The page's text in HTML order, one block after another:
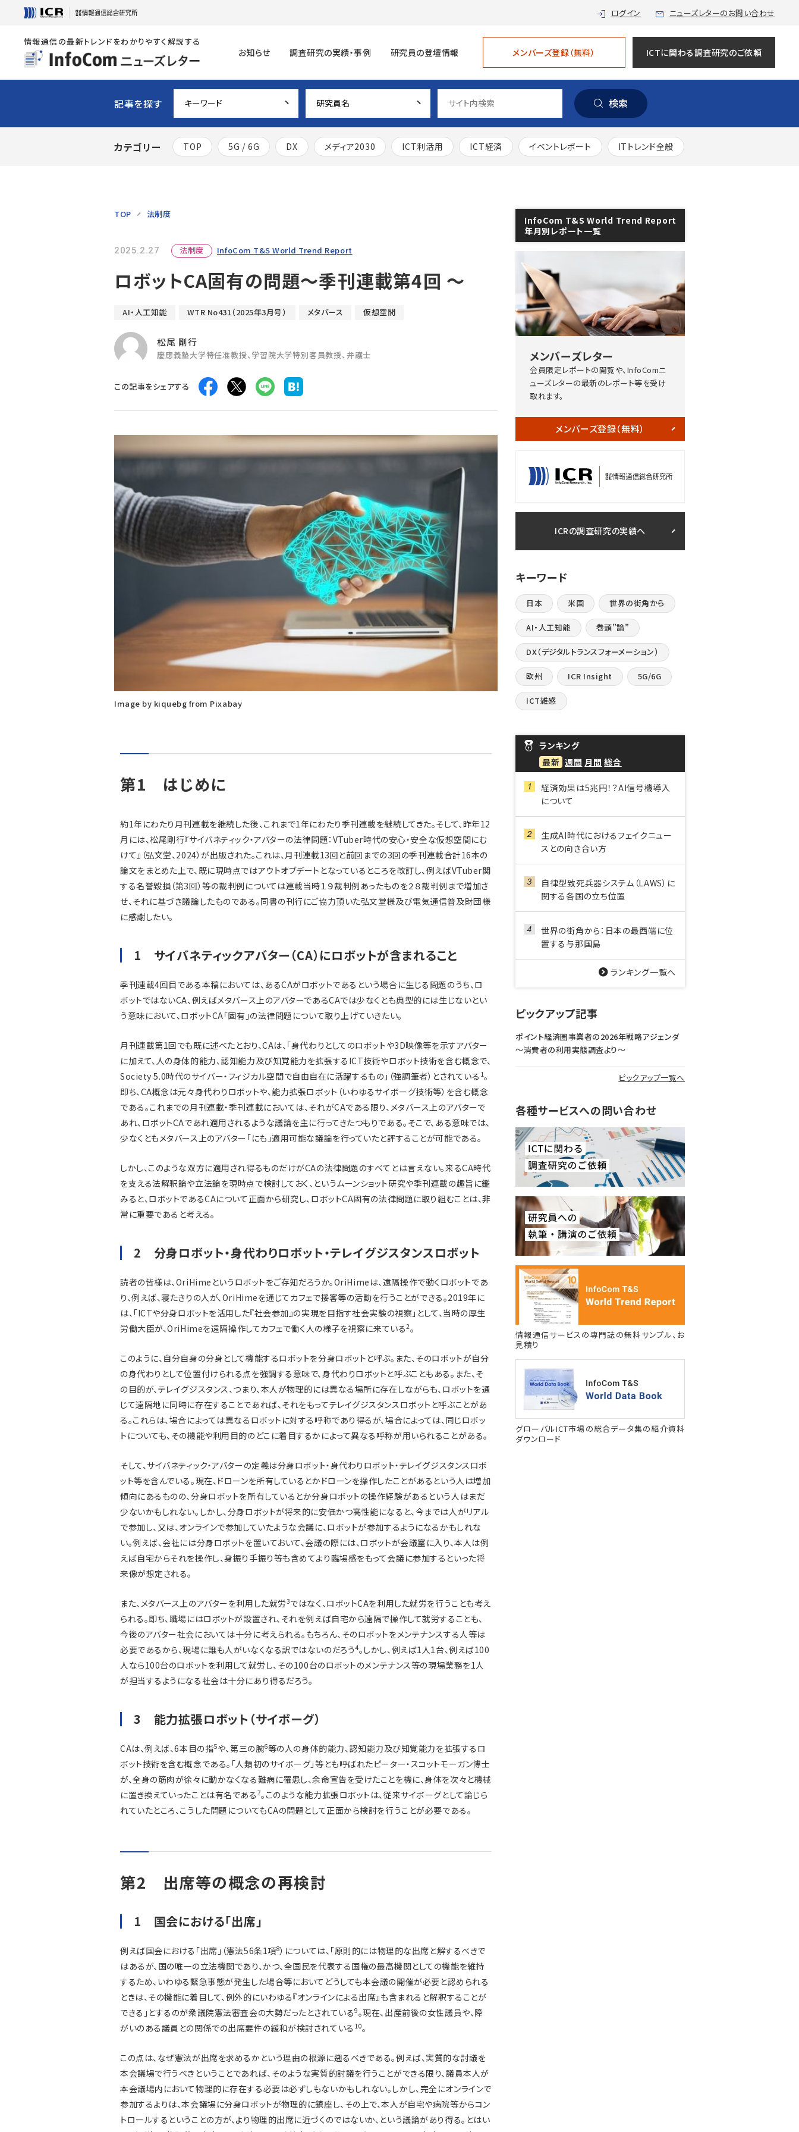
ログイン ニューズレターのお問い合わせ
情報通信の最新トレンドをわかりやすく解説する
お知らせ 調査研究の実績・事例 研究員の登壇情報 メンバーズ登録（無料） ICTに関わる調査研究のご依頼
記事を探す 検索
カテゴリー TOP 5G / 6G DX メディア2030 ICT利活用 ICT経済 イベントレポート ITトレンド全般
TOP 法制度
2025.2.27 法制度 InfoCom T&S World Trend Report
ロボットCA固有の問題〜季刊連載第4回 ～
AI・人工知能 WTR No431（2025年3月号） メタバース 仮想空間
松尾 剛行
慶應義塾大学特任准教授、学習院大学特別客員教授、弁護士
この記事をシェアする
Image by kiquebg from Pixabay
第1 はじめに
約1年にわたり月刊連載を継続した後、これまで1年にわたり季刊連載を継続してきた。そして、昨年12
月には、松尾剛行『サイバネティック・アバターの法律問題：VTuber時代の安心・安全な仮想空間にむ
けて』（弘文堂、2024）が出版された。これは、月刊連載13回と前回までの3回の季刊連載合計16本の
論文をまとめた上で、既に現時点ではアウトオブデートとなっているところを改訂し、例えばVTuber関
する名誉毀損（第3回）等の裁判例については連載当時１９裁判例あったものを２８裁判例まで増加さ
せ、それに基づき議論したものである。同書の刊行にご協力頂いた弘文堂様及び電気通信普及財団様
に感謝したい。
1 サイバネティックアバター（CA）にロボットが含まれること
季刊連載4回目である本稿においては、あるCAがロボットであるという場合に生じる問題のうち、ロ
ボットではないCA、例えばメタバース上のアバターであるCAでは少なくとも典型的には生じないとい
う意味において、ロボットCA「固有」の法律問題について取り上げていきたい。
月刊連載第1回でも既に述べたとおり、CAは、「身代わりとしてのロボットや3D映像等を示すアバター
に加えて、人の身体的能力、認知能力及び知覚能力を拡張するICT技術やロボット技術を含む概念で、
Society 5.0時代のサイバー・フィジカル空間で自由自在に活躍するもの」（強調筆者）とされている 1。
即ち、CA概念は元々身代わりロボットや、能力拡張ロボット（いわゆるサイボーグ技術等）を含む概念
である。これまでの月刊連載・季刊連載においては、それがCAである限り、メタバース上のアバターで
あれ、ロボットCAであれ適用されるような議論を主に行ってきたつもりである。そこで、ある意味では、
少なくともメタバース上のアバター「にも」適用可能な議論を行っていたと評することが可能である。
しかし、このような双方に適用され得るものだけがCAの法律問題のすべてとは言えない。来るCA時代
を支える法解釈論や立法論を現時点で検討しておく、というムーンショット研究や季刊連載の趣旨に鑑
みると、ロボットであるCAについて正面から研究し、ロボットCA固有の法律問題に取り組むことは、非
常に重要であると考える。
2 分身ロボット・身代わりロボット・テレイグジスタンスロボット
読者の皆様は、OriHimeというロボットをご存知だろうか。OriHimeは、遠隔操作で動くロボットであ
り、例えば、寝たきりの人が、OriHimeを通じてカフェで接客等の活動を行うことができる。2019年に
は、「ICTや分身ロボットを活用した『社会参加』の実現を目指す社会実験の視察」として、当時の厚生
労働大臣が、OriHimeを遠隔操作してカフェで働く人の様子を視察に来ている2。
このように、自分自身の分身として機能するロボットを分身ロボットと呼ぶ。また、そのロボットが自分
の身代わりとして位置付けられる点を強調する意味で、身代わりロボットと呼ぶこともある。また、そ
の目的が、テレイグジスタンス、つまり、本人が物理的には異なる場所に存在しながらも、ロボットを通
じて遠隔地に同時に存在することであれば、それをもってテレイグジスタンスロボットと呼ぶことがあ
る。これらは、場合によっては異なるロボットに対する呼称であり得るが、場合によっては、同じロボッ
トについても、その機能や利用目的のどこに着目するかによって異なる呼称が用いられることがある。
そして、サイバネティック・アバターの定義は分身ロボット・身代わりロボット・テレイグジスタンスロボ
ット等を含んでいる。現在、ドローンを所有しているとかドローンを操作したことがあるという人は増加
傾向にあるものの、分身ロボットを所有しているとか分身ロボットの操作経験があるという人はまだ
少ないかもしれない。しかし、分身ロボットが将来的に安価かつ高性能になると、今までは人がリアル
で参加し、又は、オンラインで参加していたような会議に、ロボットが参加するようになるかもしれな
い。例えば、会社には分身ロボットを置いておいて、会議の際には、ロボットが会議室に入り、本人は例
えば自宅からそれを操作し、身振り手振り等も含めてより臨場感をもって会議に参加するといった将
来像が想定される。
また、メタバース上のアバターを利用した就労3ではなく、ロボットCAを利用した就労を行うことも考え
られる。即ち、職場にはロボットが設置され、それを例えば自宅から遠隔で操作して就労することも、
今後のアバター社会においては十分に考えられる。もちろん、そのロボットをメンテナンスする人等は
必要であるから、現場に誰も人がいなくなる訳ではないのだろう4。しかし、例えば1人1台、例えば100
人なら100台のロボットを利用して就労し、その100台のロボットのメンテナンス等の現場業務を1人
が担当するようになる社会は十分にあり得るだろう。
3 能力拡張ロボット（サイボーグ）
CAは、例えば、6本目の指5や、第三の腕6等の人の身体的能力、認知能力及び知覚能力を拡張するロ
ボット技術を含む概念である。「人類初のサイボーグ」等とも呼ばれたピーター・スコットモーガン博士
が、全身の筋肉が徐々に動かなくなる難病に罹患し、余命宣告を受けたことを機に、身体を次々と機械
に置き換えていったことは有名である 7。このような能力拡張ロボットは、従来サイボーグとして論じら
れていたところ、こうした問題についてもCAの問題として正面から検討を行うことが必要である。
第2 出席等の概念の再検討
1 国会における「出席」
例えば国会における「出席」（憲法56条1項8）については、「原則的には物理的な出席と解するべきで
はあるが、国の唯一の立法機関であり、かつ、全国民を代表する国権の最高機関としての機能を維持
するため、いわゆる緊急事態が発生した場合等においてどうしても本会議の開催が必要と認められる
ときは、その機能に着目して、例外的にいわゆる『オンラインによる出席』も含まれると解釈することが
できる」とするのが衆議院憲法審査会の大勢だったとされている9。現在、出産前後の女性議員や、障
がいのある議員との関係での出席要件の緩和が検討されている 10。
この点は、なぜ憲法が出席を求めるかという理由の根源に遡るべきである。例えば、実質的な討議を
本会議場で行うべきということであれば、そのような実質的討議を行うことができる限り、議員本人が
本会議場内において物理的に存在する必要は必ずしもないかもしれない。しかし、完全にオンラインで
参加するよりは、本会議場に分身ロボットが物理的に鎮座し、その上で、本人が自宅や病院等からコン
トロールするということの方が、より物理的出席に近づくのではないか、という議論があり得る。とはい
InfoCom T&S World Trend Report
年月別レポート一覧
メンバーズレター
会員限定レポートの閲覧や、InfoComニ
ューズレターの最新のレポート等を受け
取れます。
メンバーズ登録（無料）
ICRの調査研究の実績へ
キーワード
日本 米国 世界の街角から
AI・人工知能 巻頭”論”
DX（デジタルトランスフォーメーション）
欧州 ICR Insight 5G/6G
ICT雑感
ランキング
最新 週間 月間 総合
経済効果は5兆円！？AI信号機導入
について
生成AI時代におけるフェイクニュー
スとの向き合い方
自律型致死兵器システム（LAWS）に
関する各国の立ち位置
世界の街角から：日本の最西端に位
置する与那国島
ランキング一覧へ
ピックアップ記事
ポイント経済圏事業者の2026年戦略アジェンダ
〜消費者の利用実態調査より〜
ピックアップ一覧へ
各種サービスへの問い合わせ
情報通信サービスの専門誌の無料サンプル、お
見積り
グローバルICT市場の総合データ集の紹介資料
ダウンロード